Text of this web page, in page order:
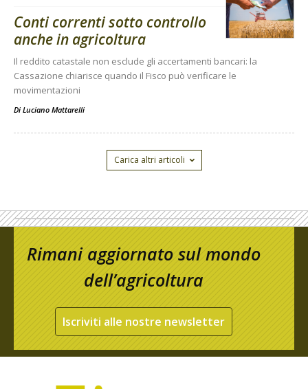
Conti correnti sotto controllo
anche in agricoltura
Il reddito catastale non esclude gli accertamenti bancari: la
Cassazione chiarisce quando il Fisco può verificare le
movimentazioni
Di Luciano Mattarelli
Carica altri articoli
Rimani aggiornato sul mondo
dell’agricoltura
Iscriviti alle nostre newsletter